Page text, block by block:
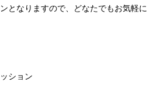
となりますので、どなたでもお気軽に
ション